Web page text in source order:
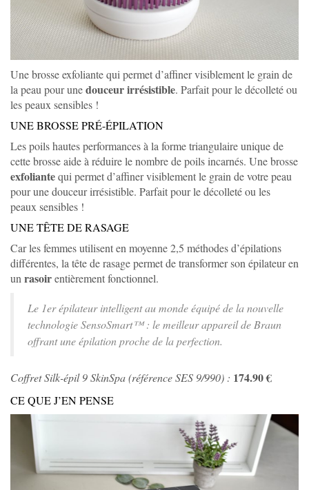
Une brosse exfoliante qui permet d’affiner visiblement le grain de
la peau pour unedouceur irrésistible. Parfait pour le décolleté ou
les peaux sensibles !
UNE BROSSE PRÉ-ÉPILATION
Les poils hautes performances à la forme triangulaire unique de
cette brosse aide à réduire le nombre de poils incarnés. Une brosse
exfoliantequi permet d’affiner visiblement le grain de votre peau
pour une douceur irrésistible. Parfait pour le décolleté ou les
peaux sensibles !
UNE TÊTE DE RASAGE
Car les femmes utilisent en moyenne 2,5 méthodes d’épilations
différentes, la tête de rasage permet de transformer son épilateur en
un rasoirentièrement fonctionnel.
Le 1er épilateur intelligent au monde équipé de la nouvelle
technologie SensoSmart™ : le meilleur appareil de Braun
offrant une épilation proche de la perfection.
Coffret Silk-épil 9 SkinSpa (référence SES 9/990) : 174.90 €
CE QUE J’EN PENSE